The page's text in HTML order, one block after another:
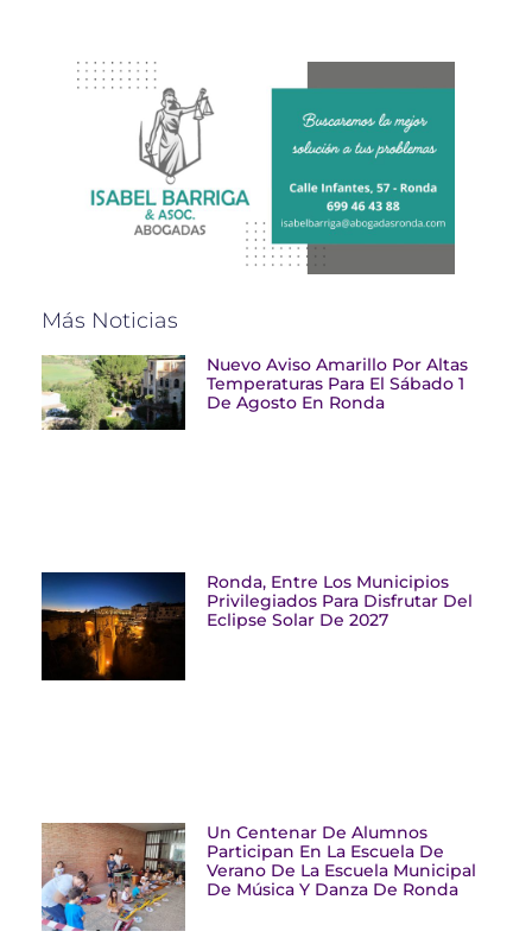
Más Noticias
Nuevo Aviso Amarillo Por Altas
Temperaturas Para El Sábado 1
De Agosto En Ronda
Ronda, Entre Los Municipios
Privilegiados Para Disfrutar Del
Eclipse Solar De 2027
Un Centenar De Alumnos
Participan En La Escuela De
Verano De La Escuela Municipal
De Música Y Danza De Ronda